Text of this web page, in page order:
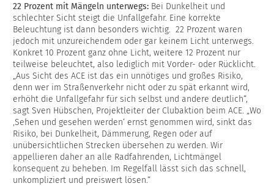
22 Prozent mit Mängeln unterwegs: Bei Dunkelheit und
schlechter Sicht steigt die Unfallgefahr. Eine korrekte
Beleuchtung ist dann besonders wichtig. 22 Prozent waren
jedoch mit unzureichendem oder gar keinem Licht unterwegs.
Konkret 10 Prozent ganz ohne Licht, weitere 12 Prozent nur
teilweise beleuchtet, also lediglich mit Vorder- oder Rücklicht.
„Aus Sicht des ACE ist das ein unnötiges und großes Risiko,
denn wer im Straßenverkehr nicht oder zu spät erkannt wird,
erhöht die Unfallgefahr für sich selbst und andere deutlich“,
sagt Sven Hübschen, Projektleiter der Clubaktion beim ACE. „Wo
‚Sehen und gesehen werden‘ ernst genommen wird, sinkt das
Risiko, bei Dunkelheit, Dämmerung, Regen oder auf
unübersichtlichen Strecken übersehen zu werden. Wir
appellieren daher an alle Radfahrenden, Lichtmängel
konsequent zu beheben. Im Regelfall lässt sich das schnell,
unkompliziert und preiswert lösen.“